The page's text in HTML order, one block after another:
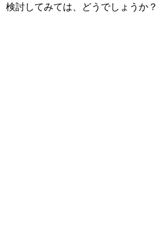
検討してみては、どうでしょうか？